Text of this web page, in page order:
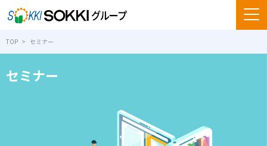
TOP セミナー
セミナー